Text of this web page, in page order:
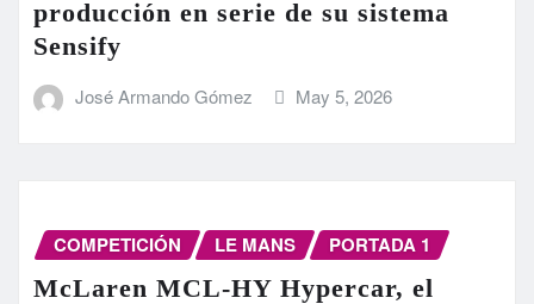
producción en serie de su sistema
Sensify
José Armando Gómez May 5, 2026
COMPETICIÓN LE MANS PORTADA 1
McLaren MCL-HY Hypercar, el